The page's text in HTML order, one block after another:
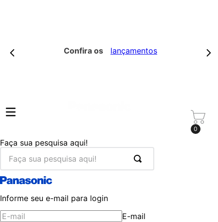
Confira os lançamentos
0
Faça sua pesquisa aqui!
Informe seu e-mail para login
E-mail